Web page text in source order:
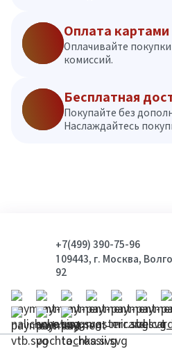
Оплата картами
Оплачивайте
комиссий.
Бесплатная
Покупайте без
Наслаждайтесь
+7(499) 390-75-96
109443, г. Москва,
92